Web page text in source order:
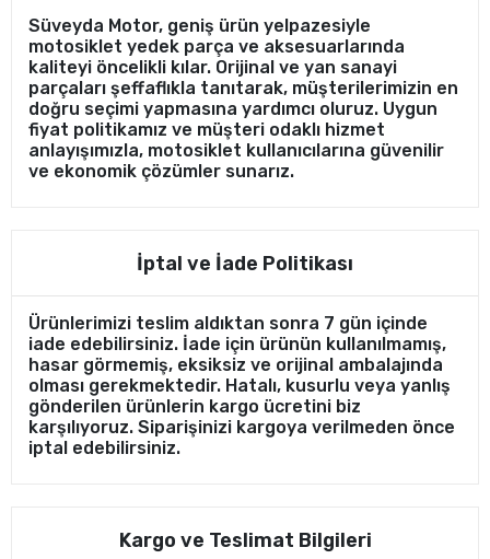
Süveyda Motor, geniş ürün yelpazesiyle
motosiklet yedek parça ve aksesuarlarında
kaliteyi öncelikli kılar. Orijinal ve yan sanayi
parçaları şeffaflıkla tanıtarak, müşterilerimizin en
doğru seçimi yapmasına yardımcı oluruz. Uygun
fiyat politikamız ve müşteri odaklı hizmet
anlayışımızla, motosiklet kullanıcılarına güvenilir
ve ekonomik çözümler sunarız.
İptal ve İade Politikası
Ürünlerimizi teslim aldıktan sonra 7 gün içinde
iade edebilirsiniz. İade için ürünün kullanılmamış,
hasar görmemiş, eksiksiz ve orijinal ambalajında
olması gerekmektedir. Hatalı, kusurlu veya yanlış
gönderilen ürünlerin kargo ücretini biz
karşılıyoruz. Siparişinizi kargoya verilmeden önce
iptal edebilirsiniz.
Kargo ve Teslimat Bilgileri